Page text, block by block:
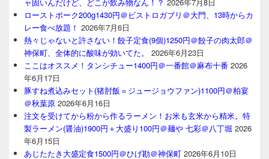
ローストポーク200g1430円＠ビストロガブリ＠大門、13時からカ
レー食べ放題！ 2026年7月6日
熱々じゃないと許さない！餃子定食(9個)1250円＠餃子の肉太郎＠
神保町、全体的に酸味が効いてた。
2026年6月23日
ここはオススメ！タンシチュー1400円＠一番館＠麻布十番 2026
年6月17日
豚すね煮込みセット(猪肘飯＝ジュージョウファン)1100円＠柏宴
＠秋葉原 2026年6月16日
注文を受けてから粉から作るラーメン！お米も玄米から精米。特
製ラーメン(醤油)1900円＋大盛り100円＠麺や 七彩＠八丁堀 2026
年6月15日
あじたたき大盛定食1500円＠ひげ勘＠神保町 2026年6月10日